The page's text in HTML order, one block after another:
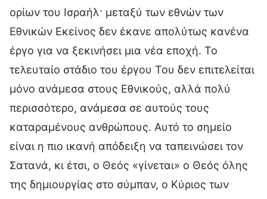
ορίων του Ισραήλ· μεταξύ των εθνών των
Εθνικών Εκείνος δεν έκανε απολύτως κανένα
έργο για να ξεκινήσει μια νέα εποχή. Το
τελευταίο στάδιο του έργου Του δεν επιτελείται
μόνο ανάμεσα στους Εθνικούς, αλλά πολύ
περισσότερο, ανάμεσα σε αυτούς τους
καταραμένους ανθρώπους. Αυτό το σημείο
είναι η πιο ικανή απόδειξη να ταπεινώσει τον
Σατανά, κι έτσι, ο Θεός «γίνεται» ο Θεός όλης
της δημιουργίας στο σύμπαν, ο Κύριος των